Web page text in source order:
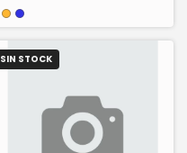
SIN STOCK